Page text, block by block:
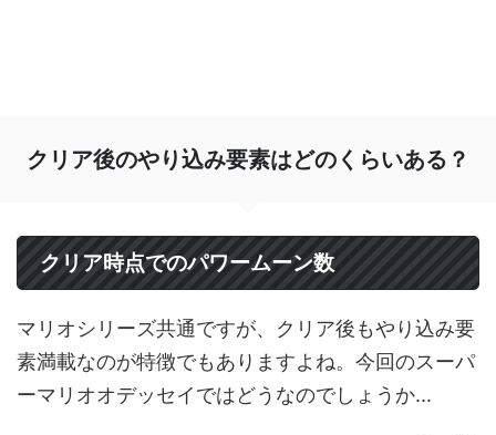
クリア後のやり込み要素はどのくらいある？
クリア時点でのパワームーン数
マリオシリーズ共通ですが、クリア後もやり込み要
素満載なのが特徴でもありますよね。今回のスーパ
ーマリオオデッセイではどうなのでしょうか...